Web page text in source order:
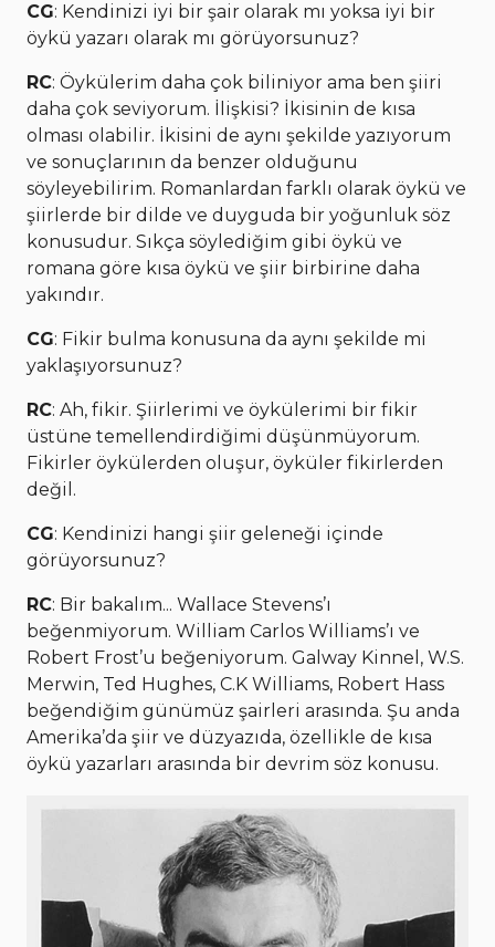
CG: Kendinizi iyi bir şair olarak mı yoksa iyi bir
öykü yazarı olarak mı görüyorsunuz?
RC: Öykülerim daha çok biliniyor ama ben şiiri
daha çok seviyorum. İlişkisi? İkisinin de kısa
olması olabilir. İkisini de aynı şekilde yazıyorum
ve sonuçlarının da benzer olduğunu
söyleyebilirim. Romanlardan farklı olarak öykü ve
şiirlerde bir dilde ve duyguda bir yoğunluk söz
konusudur. Sıkça söylediğim gibi öykü ve
romana göre kısa öykü ve şiir birbirine daha
yakındır.
CG: Fikir bulma konusuna da aynı şekilde mi
yaklaşıyorsunuz?
RC: Ah, fikir. Şiirlerimi ve öykülerimi bir fikir
üstüne temellendirdiğimi düşünmüyorum.
Fikirler öykülerden oluşur, öyküler fikirlerden
değil.
CG: Kendinizi hangi şiir geleneği içinde
görüyorsunuz?
RC: Bir bakalım... Wallace Stevens’ı
beğenmiyorum. William Carlos Williams’ı ve
Robert Frost’u beğeniyorum. Galway Kinnel, W.S.
Merwin, Ted Hughes, C.K Williams, Robert Hass
beğendiğim günümüz şairleri arasında. Şu anda
Amerika’da şiir ve düzyazıda, özellikle de kısa
öykü yazarları arasında bir devrim söz konusu.